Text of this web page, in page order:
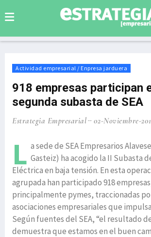
Actividad empresarial / Enpresa jarduera
918 empresas participan
segunda subasta de SEA
Estrategia Empresarial 02-Noviembre-
L a sede de SEA Empresarios
Gasteiz) ha acogido la II Subasta
Eléctrica en baja tensión. En esta
agrupada han participado 918
principalmente pymes, traccionadas
asociaciones empresariales que
Según fuentes del SEA, “el resultado
demuestra que estamos en el buen